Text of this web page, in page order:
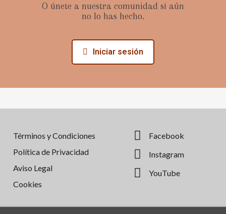
O únete a nuestra comunidad si aún
no lo has hecho.
Iniciar sesión
Términos y Condiciones
Política de Privacidad
Aviso Legal
Cookies
Facebook
Instagram
YouTube